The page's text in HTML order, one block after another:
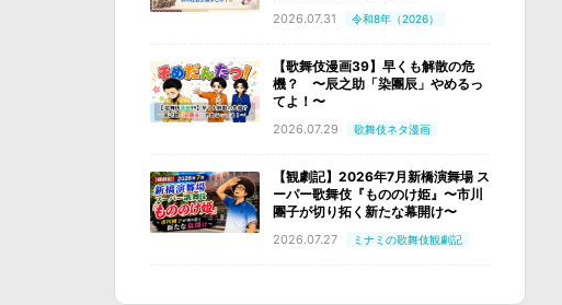
2026.07.31 令和8年（2026）
【歌舞伎漫画39】早くも解散の危
機？ 〜辰之助「染團辰」やめるっ
てよ！〜
2026.07.29 歌舞伎ネタ漫画
【観劇記】2026年7月新橋演舞場 ス
ーパー歌舞伎『もののけ姫』〜市川
團子が切り拓く新たな幕開け〜
2026.07.27 ミナミの歌舞伎観劇記